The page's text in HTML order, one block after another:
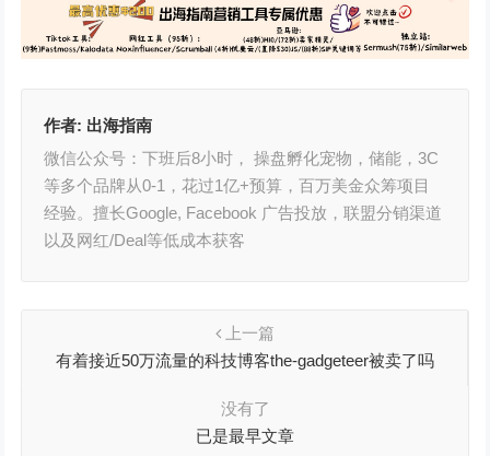
作者: 出海指南
微信公众号：下班后8小时， 操盘孵化宠物，储能，3C
等多个品牌从0-1，花过1亿+预算，百万美金众筹项目
经验。擅长Google, Facebook 广告投放，联盟分销渠道
以及网红/Deal等低成本获客
上一篇
有着接近50万流量的科技博客the-gadgeteer被卖了吗
没有了
已是最早文章